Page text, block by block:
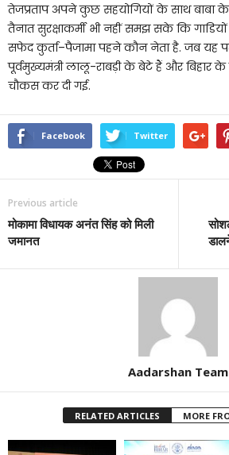
तेजप्रताप अपने कुछ सहयोगियों के साथ बाबा के
तैनात सुरक्षाकर्मी भी नहीं समझ सके कि
सफेद कुर्ता–पैजामा पहने कौन नेता है. जब यह
पूर्वमुख्यमंत्री लालू-राबड़ी के बेटे हैं और बिहार के
चौकस कर दी गई.
Facebook Twitter
Previous article
मोकामा विधायक अनंत सिंह को मिली
जमानत
Aadarshan Team
RELATED ARTICLES MORE